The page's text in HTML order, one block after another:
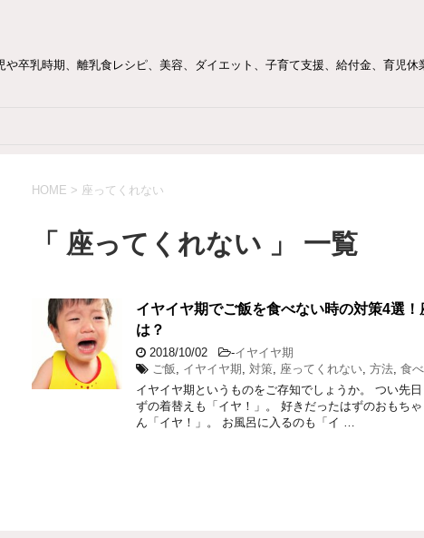
卒乳時期、離乳食レシピ、美容、ダイエット、子育て支援、給付金、育児
HOME > 座ってくれない
「 座ってくれない 」 一覧
イヤイヤ期でご飯を食べない時の対策4選
は？
2018/10/02 -イヤイヤ期
ご飯, イヤイヤ期, 対策, 座ってくれない, 方法, 食
イヤイヤ期というものをご存知でしょうか。 つい先
ずの着替えも「イヤ！」。 好きだったはずのおもち
ん「イヤ！」。 お風呂に入るのも「イ …